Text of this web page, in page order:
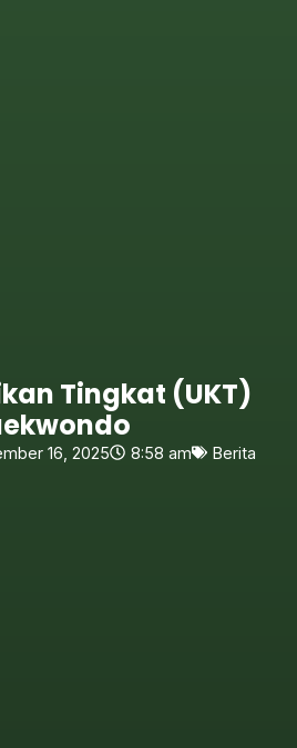
Tingkat (UKT)
16, 2025 8:58 am Berita